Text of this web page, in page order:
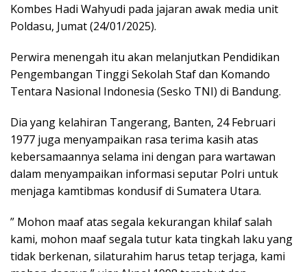
Kombes Hadi Wahyudi pada jajaran awak media unit
Poldasu, Jumat (24/01/2025).
Perwira menengah itu akan melanjutkan Pendidikan
Pengembangan Tinggi Sekolah Staf dan Komando
Tentara Nasional Indonesia (Sesko TNI) di Bandung.
Dia yang kelahiran Tangerang, Banten, 24 Februari
1977 juga menyampaikan rasa terima kasih atas
kebersamaannya selama ini dengan para wartawan
dalam menyampaikan informasi seputar Polri untuk
menjaga kamtibmas kondusif di Sumatera Utara.
” Mohon maaf atas segala kekurangan khilaf salah
kami, mohon maaf segala tutur kata tingkah laku yang
tidak berkenan, silaturahim harus tetap terjaga, kami